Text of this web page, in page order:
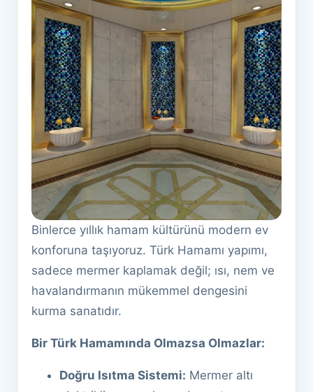
Binlerce yıllık hamam kültürünü modern ev
konforuna taşıyoruz. Türk Hamamı yapımı,
sadece mermer kaplamak değil; ısı, nem ve
havalandırmanın mükemmel dengesini
kurma sanatıdır.
Bir Türk Hamamında Olmazsa Olmazlar:
Doğru Isıtma Sistemi: Mermer altı